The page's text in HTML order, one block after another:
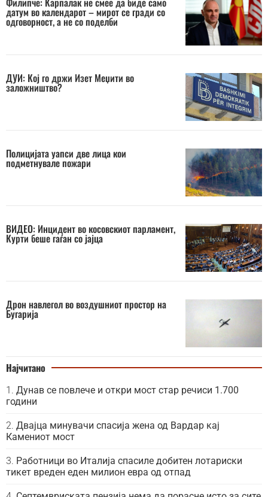
датум во календарот – мирот се гради со
одговорност, а не со поделби
ДУИ: Кој го држи Изет Меџити во
заложништво?
Полицијата уапси две лица кои
подметнувале пожари
ВИДЕО: Инцидент во косовскиот парламент,
Курти беше гаѓан со јајца
Дрон навлегол во воздушниот простор на
Бугарија
Најчитано
Дунав се повлече и откри мост стар речиси 1.700
години
Двајца минувачи спасија жена од Вардар кај
Камениот мост
Работници во Италија спасиле добитен лотариски
тикет вреден еден милион евра од отпад